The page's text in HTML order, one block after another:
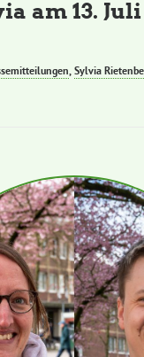
am 13.
,Sylvia